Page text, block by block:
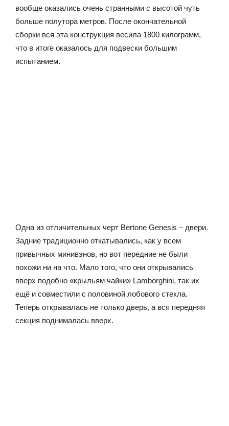
вообще оказались очень странными с высотой чуть
больше полутора метров. После окончательной
сборки вся эта конструкция весила 1800 килограмм,
что в итоге оказалось для подвески большим
испытанием.
Одна из отличительных черт Bertone Genesis – двери.
Задние традиционно откатывались, как у всем
привычных минивэнов, но вот передние не были
похожи ни на что. Мало того, что они открывались
вверх подобно «крыльям чайки» Lamborghini, так их
ещё и совместили с половиной лобового стекла.
Теперь открывалась не только дверь, а вся передняя
секция поднималась вверх.